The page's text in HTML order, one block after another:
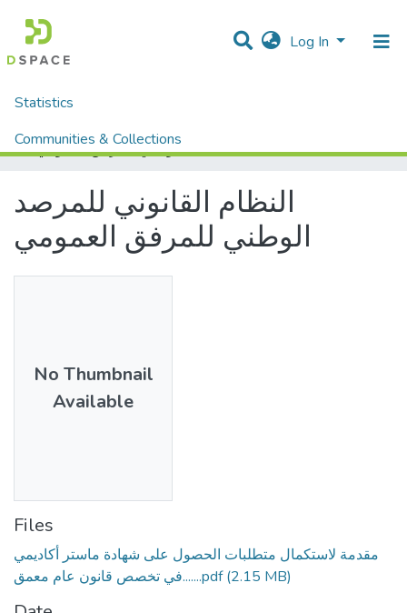
Log In
Statistics
Communities & Collections
Home
النظام القانوني للمرصد الوطني للمرفق العمومي
النظام القانوني للمرصد
الوطني للمرفق العمومي
No Thumbnail
Available
Files
مقدمة لاستكمال متطلبات الحصول على شهادة ماستر أكاديمي
في تخصص قانون عام معمق.......pdf (2.15 MB)